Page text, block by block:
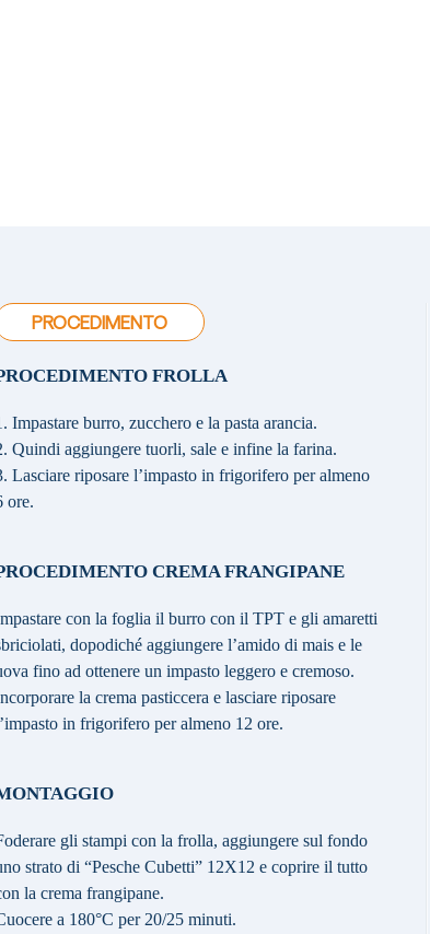
PROCEDIMENTO
FROLLA
Impastare burro, zucchero e la pasta arancia.
Quindi aggiungere tuorli, sale e infine la farina.
Lasciare riposare l’impasto in frigorifero per almeno
ore.
CREMA FRANGIPANE
con la foglia il burro con il TPT e gli amaretti
dopodiché aggiungere l’amido di mais e le
fino ad ottenere un impasto leggero e cremoso.
la crema pasticcera e lasciare riposare
in frigorifero per almeno 12 ore.
gli stampi con la frolla, aggiungere sul fondo
strato di “Pesche Cubetti” 12X12 e coprire il tutto
la crema frangipane.
a 180°C per 20/25 minuti.